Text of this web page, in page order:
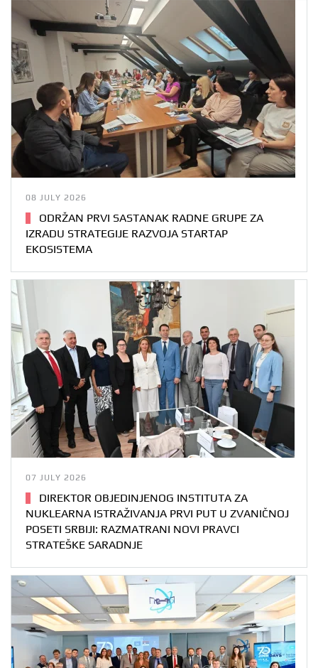
08 JULY 2026
ODRŽAN PRVI SASTANAK RADNE GRUPE ZA
IZRADU STRATEGIJE RAZVOJA STARTAP
EKOSISTEMA
07 JULY 2026
DIREKTOR OBJEDINJENOG INSTITUTA ZA
NUKLEARNA ISTRAŽIVANJA PRVI PUT U ZVANIČNOJ
POSETI SRBIJI: RAZMATRANI NOVI PRAVCI
STRATEŠKE SARADNJE